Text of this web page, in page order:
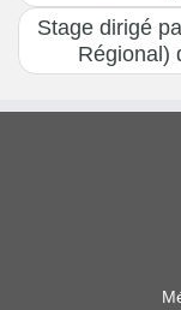
Stage dirigé
Régional)